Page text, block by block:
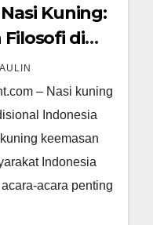
Kuning:
Filosofi di
– Nasi kuning
Indonesia
keemasan
Indonesia
acara penting